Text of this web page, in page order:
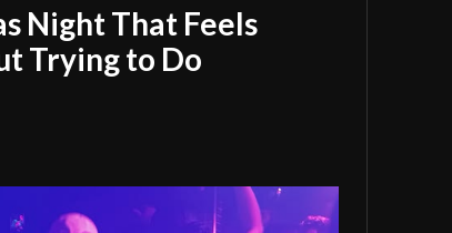
Night That Feels
Trying to Do